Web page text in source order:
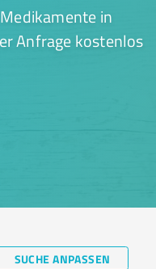
in
Anfrage kostenlos
SUCHE ANPASSEN